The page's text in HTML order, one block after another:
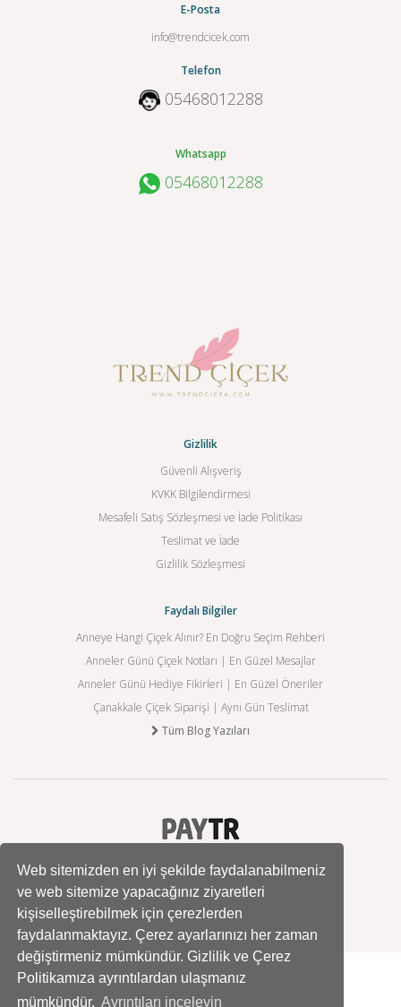
Web sitemizden en iyi şekilde faydalanabilmeniz
ve web sitemize yapacağınız ziyaretleri
kişiselleştirebilmek için çerezlerden
faydalanmaktayız. Çerez ayarlarınızı her zaman
değiştirmeniz mümkündür. Gizlilik ve Çerez
Politikamıza ayrıntılardan ulaşmanız
mümkündür. Ayrıntıları inceleyin
E-Posta
info@trendcicek.com
Telefon
05468012288
Whatsapp
05468012288
Gizlilik
Güvenli Alışveriş
KVKK Bilgilendirmesi
Mesafeli Satış Sözleşmesi ve İade Politikası
Teslimat ve İade
Gizlilik Sözleşmesi
Faydalı Bilgiler
Anneye Hangi Çiçek Alınır? En Doğru Seçim Rehberi
Anneler Günü Çiçek Notları | En Güzel Mesajlar
Anneler Günü Hediye Fikirleri | En Güzel Öneriler
Çanakkale Çiçek Siparişi | Aynı Gün Teslimat
Tüm Blog Yazıları